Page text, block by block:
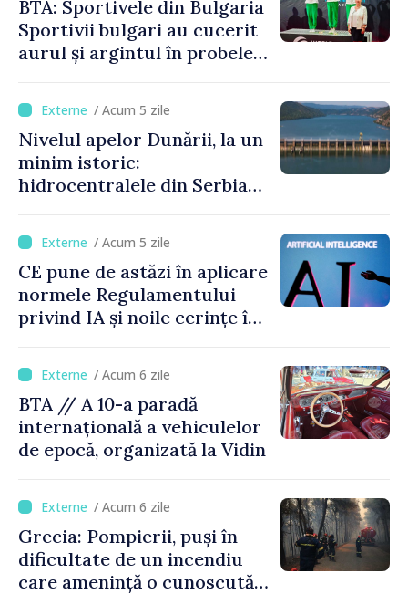
BTA: Sportivele din Bulgaria
Sportivii bulgari au cucerit
aurul și argintul în probele
de gimnastică aerobică de la
Oradea
/ Acum 5 zile
Nivelul apelor Dunării, la un
minim istoric:
hidrocentralele din Serbia
capacitate
/ Acum 5 zile
CE pune de astăzi în aplicare
normele Regulamentului
privind IA și noile cerințe în
/ Acum 6 zile
BTA // A 10-a paradă
internațională a vehiculelor
de epocă, organizată la Vidin
/ Acum 6 zile
Grecia: Pompierii, puși în
dificultate de un incendiu
care amenință o cunoscută